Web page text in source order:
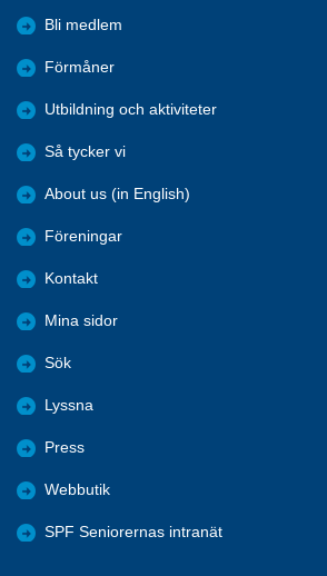
Bli medlem
Förmåner
Utbildning och aktiviteter
Så tycker vi
About us (in English)
Föreningar
Kontakt
Mina sidor
Sök
Lyssna
Press
Webbutik
SPF Seniorernas intranät